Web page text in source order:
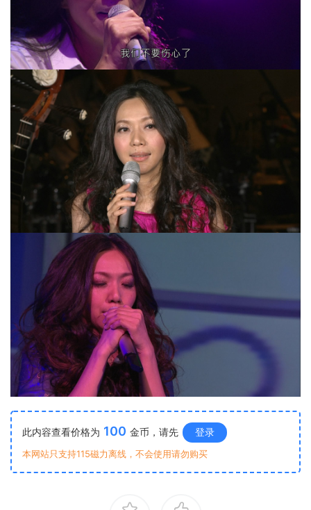
此内容查看价格为 100 金币，请先 登录
本网站只支持115磁力离线，不会使用请勿购买